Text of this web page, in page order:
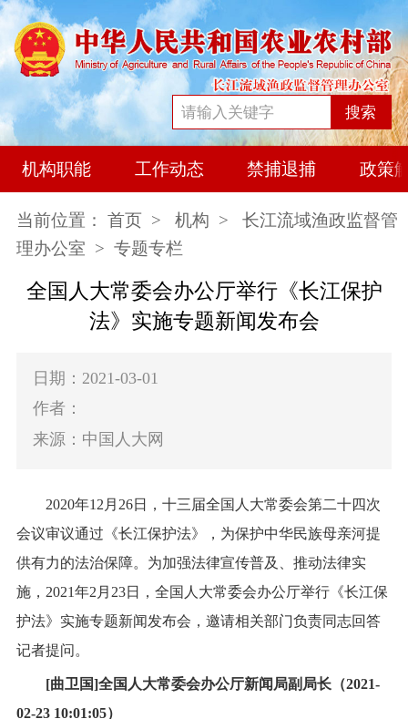
搜索
机构职能 工作动态 禁捕退捕 政策
当前位置： 首页 > 机构 >
长江流域渔政监督管
理办公室 > 专题专栏
全国人大常委会办公厅举行《长江保护
法》实施专题新闻发布会
日期：2021-03-01
作者：
来源：中国人大网
2020年12月26日，十三届全国人大常委会第二十四次
会议审议通过《长江保护法》，为保护中华民族母亲河提
供有力的法治保障。为加强法律宣传普及、推动法律实
施，2021年2月23日，全国人大常委会办公厅举行《长江保
护法》实施专题新闻发布会，邀请相关部门负责同志回答
记者提问。
[曲卫国]全国人大常委会办公厅新闻局副局长（2021-
02-23 10:01:05）